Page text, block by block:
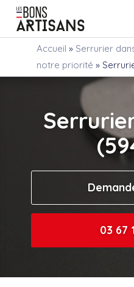
Accueil » Serrurier
notre priorité »
03 67